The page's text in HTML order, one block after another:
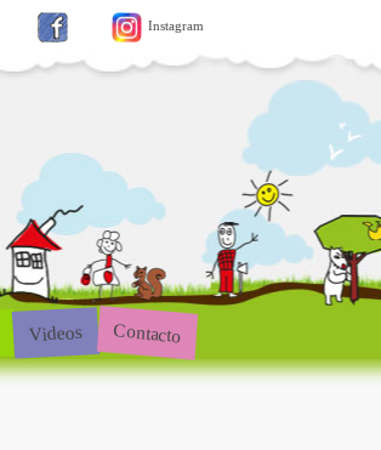
Instagram
Videos Contacto